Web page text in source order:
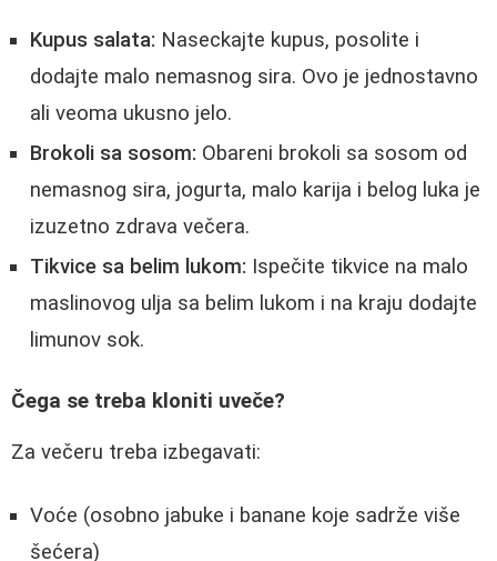
Kupus salata: Naseckajte kupus, posolite i
dodajte malo nemasnog sira. Ovo je jednostavno
ali veoma ukusno jelo.
Brokoli sa sosom: Obareni brokoli sa sosom od
nemasnog sira, jogurta, malo karija i belog luka je
izuzetno zdrava večera.
Tikvice sa belim lukom: Ispečite tikvice na malo
maslinovog ulja sa belim lukom i na kraju dodajte
limunov sok.
Čega se treba kloniti uveče?
Za večeru treba izbegavati:
Voće (osobno jabuke i banane koje sadrže više
šećera)